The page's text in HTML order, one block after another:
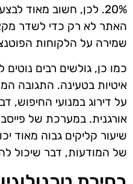
20%. לכן, חשוב מאוד
האתר לא רק כדי לשדר
שמירה על הלקוחות
כמו כן, גולשים רבים
איטיות בטעינה. התגובה
על דירוג במנועי החיפוש,
אורגנית. במערכת של
שיעור קליקים גבוה מאוד
של המודעות, דבר שיכול